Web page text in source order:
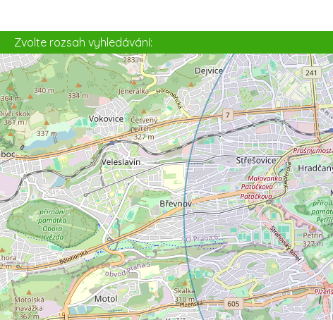
Zvolte rozsah vyhledávání: